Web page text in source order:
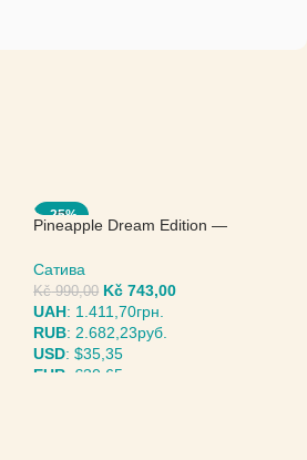
-25%
Pineapple Dream Edition —
Сатива
Kč990,00 Kč 743,00
UAH: 1.411,70грн.
RUB: 2.682,23руб.
USD:$35,35
EUR €30,65